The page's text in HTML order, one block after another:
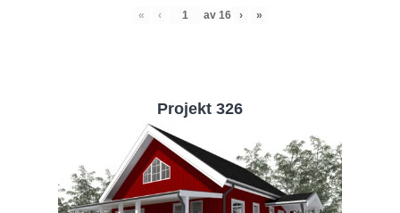
« ‹ av 16 › »
Projekt 326